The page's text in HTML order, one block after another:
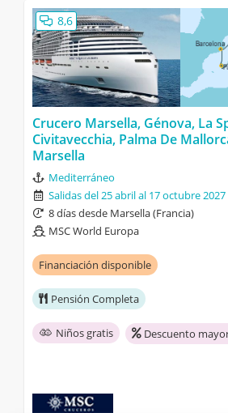
8,6
Crucero Marsella, Génova, La
Civitavecchia, Palma De
Marsella
Mediterráneo
Salidas del 25 abril al 17 octubre 2027
8 días desde Marsella (Francia)
MSC World Europa
Financiación disponible
Pensión Completa
Niños gratis Descuento